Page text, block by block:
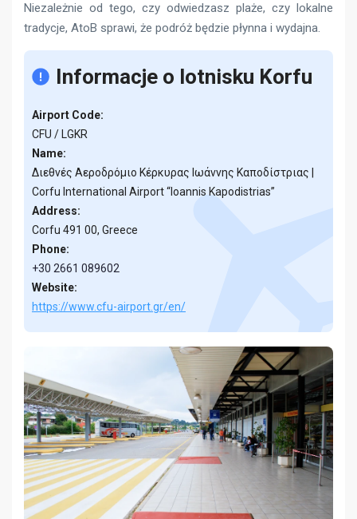
Niezależnie od tego, czy odwiedzasz plaże, czy lokalne
tradycje, AtoB sprawi, że podróż będzie płynna i wydajna.
Informacje o lotnisku Korfu
Airport Code:
CFU / LGKR
Name:
Διεθνές Αεροδρόμιο Κέρκυρας Ιωάννης Καποδίστριας |
Corfu International Airport “Ioannis Kapodistrias”
Address:
Corfu 491 00, Greece
Phone:
+30 2661 089602
Website:
https://www.cfu-airport.gr/en/